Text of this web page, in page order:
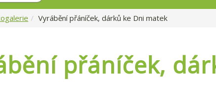
Vyrábění přáníček, dárků ke Dni matek
přáníček,